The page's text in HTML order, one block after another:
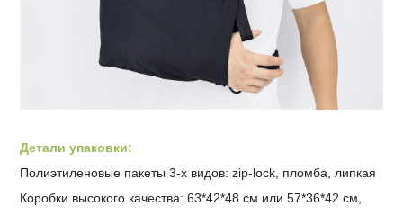
Детали упаковки:
Полиэтиленовые пакеты 3-х видов: zip-lock, пломба, липкая
Коробки высокого качества: 63*42*48 см или 57*36*42 см,